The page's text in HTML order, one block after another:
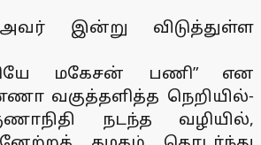
அவர் இன்று விடுத்துள்ள
மகேசன் பணி” என
வகுத்தளித்த நெறியில்-
நடந்த வழியில்,